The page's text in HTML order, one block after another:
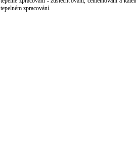
tepelném zpracování.